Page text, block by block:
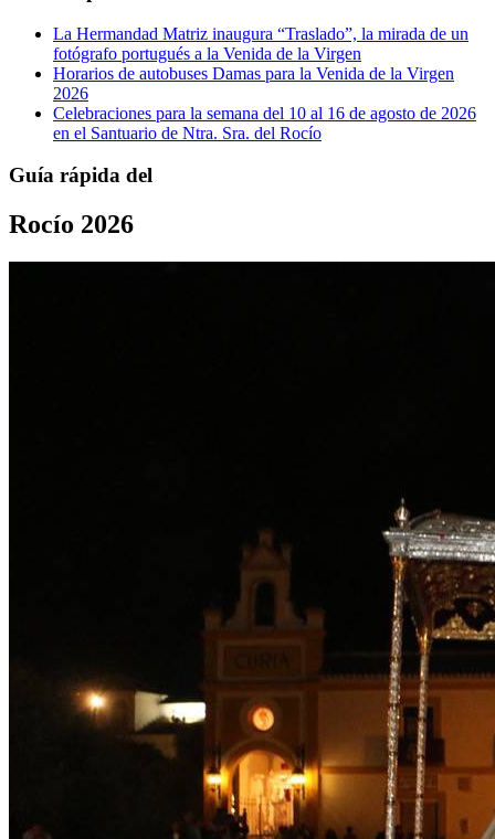
La Hermandad Matriz inaugura “Traslado”, la mirada de un
fotógrafo portugués a la Venida de la Virgen
Horarios de autobuses Damas para la Venida de la Virgen
2026
Celebraciones para la semana del 10 al 16 de agosto de 2026
en el Santuario de Ntra. Sra. del Rocío
Guía rápida del
Rocío 2026